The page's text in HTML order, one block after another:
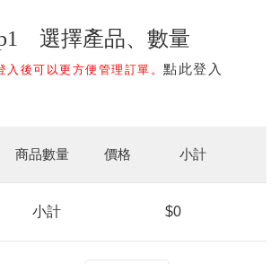
選擇產品、數量
入後可以更方便管理訂單。 點此登入
商品數量 價格 小計
小計 $0